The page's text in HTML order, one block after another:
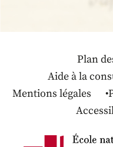
Plan
Aide à la
Mentions légales